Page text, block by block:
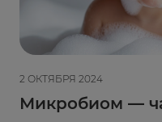
2 ОКТЯБРЯ 2024
Микробиом —